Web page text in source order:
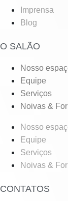
Imprensa
Blog
O SALÃO
Nosso
Equipe
Serviços
Noivas &
Nosso
Equipe
Serviços
Noivas &
CONTATOS